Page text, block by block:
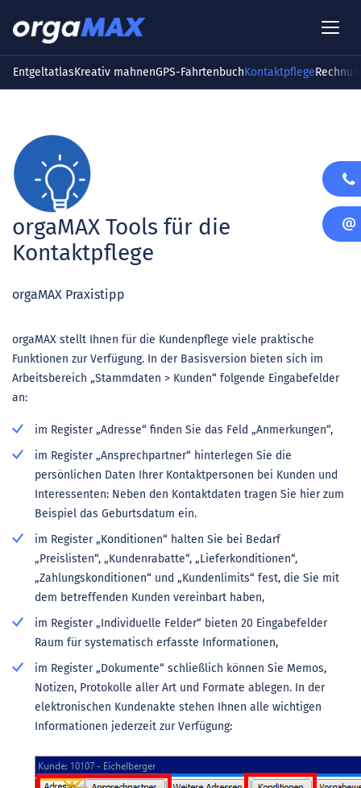
EntgeltatlasKreativ mahnenGPS-FahrtenbuchKontaktpflege
orgaMAX Tools für die
Kontaktpflege
orgaMAX Praxistipp
orgaMAX stellt Ihnen für die Kundenpflege viele praktische
Funktionen zur Verfügung. In der Basisversion bieten sich im
Arbeitsbereich „Stammdaten > Kunden“ folgende Eingabefelder
an:
im Register „Adresse“ finden Sie das Feld „Anmerkungen“,
im Register „Ansprechpartner“ hinterlegen Sie die
persönlichen Daten Ihrer Kontaktpersonen bei Kunden und
Interessenten: Neben den Kontaktdaten tragen Sie hier zum
Beispiel das Geburtsdatum ein.
im Register „Konditionen“ halten Sie bei Bedarf
„Preislisten“, „Kundenrabatte“, „Lieferkonditionen“,
„Zahlungskonditionen“ und „Kundenlimits“ fest, die Sie mit
dem betreffenden Kunden vereinbart haben,
im Register „Individuelle Felder“ bieten 20 Eingabefelder
Raum für systematisch erfasste Informationen,
im Register „Dokumente“ schließlich können Sie Memos,
Notizen, Protokolle aller Art und Formate ablegen. In der
elektronischen Kundenakte stehen Ihnen alle wichtigen
Informationen jederzeit zur Verfügung: